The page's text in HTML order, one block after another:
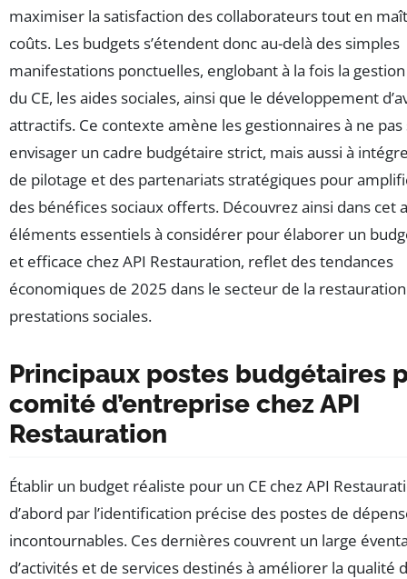
maximiser la satisfaction des collaborateurs tout en
coûts. Les budgets s’étendent donc au-delà des simples
manifestations ponctuelles, englobant à la fois la
du CE, les aides sociales, ainsi que le développement
attractifs. Ce contexte amène les gestionnaires à ne
envisager un cadre budgétaire strict, mais aussi à
de pilotage et des partenariats stratégiques pour
des bénéfices sociaux offerts. Découvrez ainsi dans cet
éléments essentiels à considérer pour élaborer un
et efficace chez API Restauration, reflet des tendances
économiques de 2025 dans le secteur de la
prestations sociales.
Principaux postes budgétaires
comité d’entreprise chez API
Restauration
Établir un budget réaliste pour un CE chez API
d’abord par l’identification précise des postes de
incontournables. Ces dernières couvrent un large
d’activités et de services destinés à améliorer la qualité